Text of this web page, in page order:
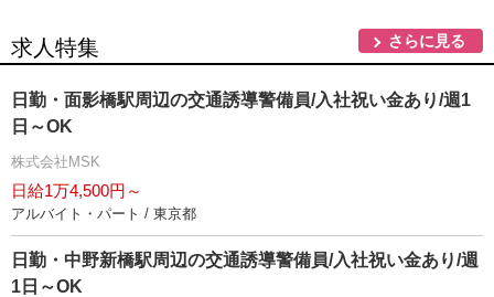
求人特集 さらに見る
日勤・面影橋駅周辺の交通誘導警備員/入社祝い金あり/週1
日～OK
株式会社MSK
日給1万4,500円～
アルバイト・パート / 東京都
日勤・中野新橋駅周辺の交通誘導警備員/入社祝い金あり/週
1日～OK